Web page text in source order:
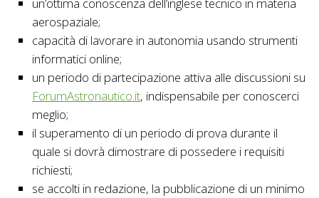
un’ottima conoscenza dell’inglese tecnico in materia
aerospaziale;
capacità di lavorare in autonomia usando strumenti
informatici online;
un periodo di partecipazione attiva alle discussioni su
ForumAstronautico.it, indispensabile per conoscerci
meglio;
il superamento di un periodo di prova durante il
quale si dovrà dimostrare di possedere i requisiti
richiesti;
se accolti in redazione, la pubblicazione di un minimo